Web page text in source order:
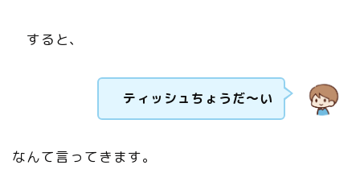
すると、
ティッシュちょうだ～い
なんて言ってきます。